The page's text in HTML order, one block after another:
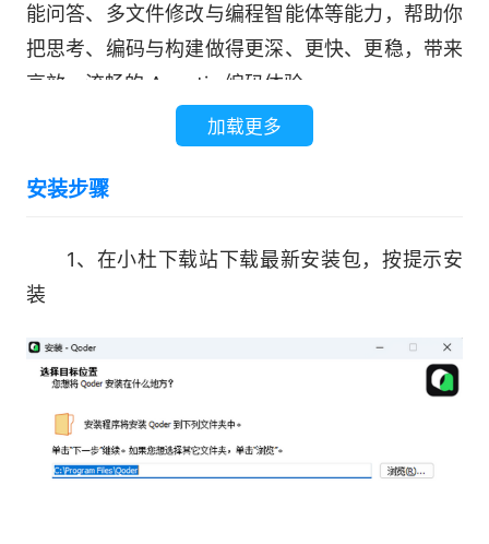
能问答、多文件修改与编程智能体等能力，帮助你
把思考、编码与构建做得更深、更快、更稳，带来
高效、流畅的 Agentic 编码体验。
Qoder 将增强上下文工程与智能体无缝集成，
全面理解你的代码库，轻松处理复杂的开发任务，
软件特色：
精准预判意图，编码随思而行，即刻应用;对
话式深度协同，与智能体共同规划、构建并交付，
实现从想法到上线
加载更多
安装步骤
1、在小杜下载站下载最新安装包，按提示安
装